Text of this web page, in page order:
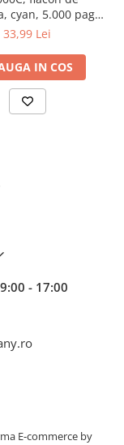
cyan, 5.000 pag,
Benefit DCP-
33,99 Lei
IN COS
- 17:00
E-commerce by